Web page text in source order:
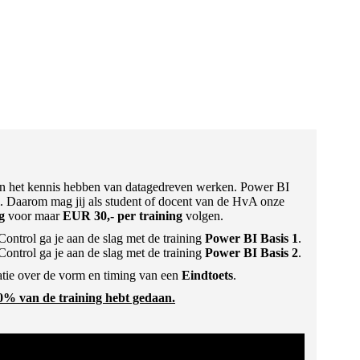
kennis hebben van datagedreven werken. Power BI
Daarom mag jij als student of docent van de HvA onze
voor maarEUR 30,- per training volgen.
ga je aan de slag met de training Power BI Basis 1.
ga je aan de slag met de training Power BI Basis 2.
over de vorm en timing van een Eindtoets.
van de training hebt gedaan.